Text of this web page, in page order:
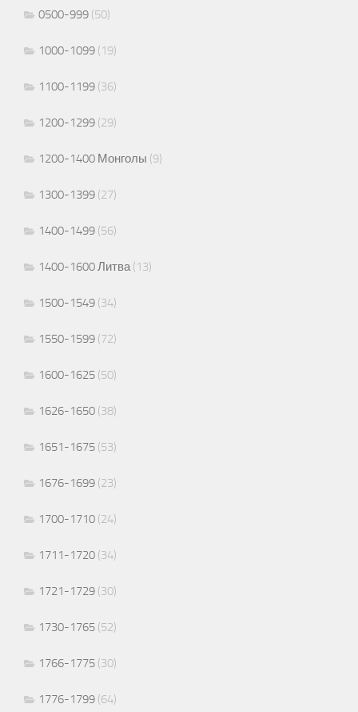
0500-999 (50)
1000-1099 (19)
1100-1199 (36)
1200-1299 (29)
1200-1400 Монголы (9)
1300-1399 (27)
1400-1499 (56)
1400-1600 Литва(13)
1500-1549 (34)
1550-1599 (72)
1600-1625 (50)
1626-1650 (38)
1651-1675 (53)
1676-1699 (23)
1700-1710 (24)
1711-1720 (34)
1721-1729 (30)
1730-1765 (52)
1766-1775 (30)
1776-1799 (64)